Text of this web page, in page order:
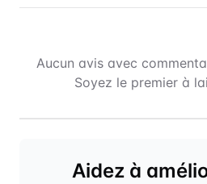
Aucun avis avec
Soyez le premier à
Aidez à